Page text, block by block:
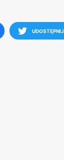
UDOSTĘPNIJ